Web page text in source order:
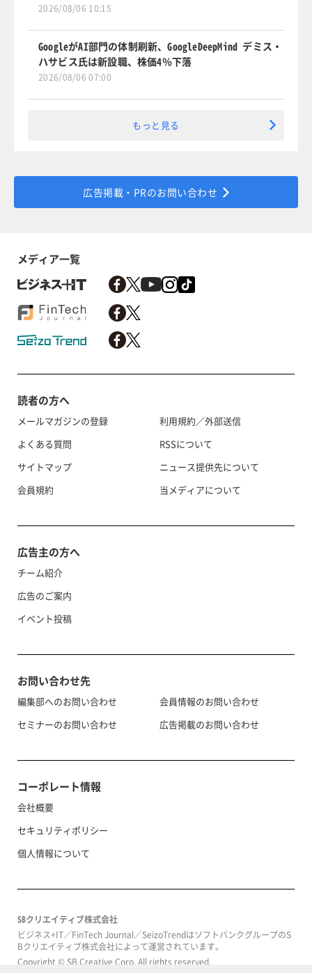
2026/08/06 10:15
GoogleがAI部門の体制刷新、GoogleDeepMind デミス・
ハサビス氏は新設職、株価4％下落
2026/08/06 07:00
もっと見る
広告掲載・PRのお問い合わせ
メディア一覧
読者の方へ
メールマガジンの登録
よくある質問
サイトマップ
会員規約
利用規約／外部送信
RSSについて
ニュース提供先について
当メディアについて
広告主の方へ
チーム紹介
広告のご案内
イベント投稿
お問い合わせ先
編集部へのお問い合わせ
セミナーのお問い合わせ
会員情報のお問い合わせ
広告掲載のお問い合わせ
コーポレート情報
会社概要
セキュリティポリシー
個人情報について
SBクリエイティブ株式会社
ビジネス+IT／FinTech Journal／SeizoTrendはソフトバンクグループのS
Bクリエイティブ株式会社によって運営されています。
Copyright © SB Creative Corp. All rights reserved.